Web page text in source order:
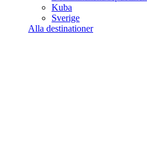
Kuba
Sverige
Alla destinationer